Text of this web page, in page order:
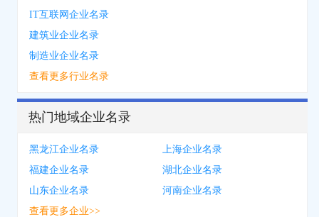
IT互联网企业名录
建筑业企业名录
制造业企业名录
查看更多行业名录
热门地域企业名录
黑龙江企业名录
上海企业名录
福建企业名录
湖北企业名录
山东企业名录
河南企业名录
查看更多企业>>